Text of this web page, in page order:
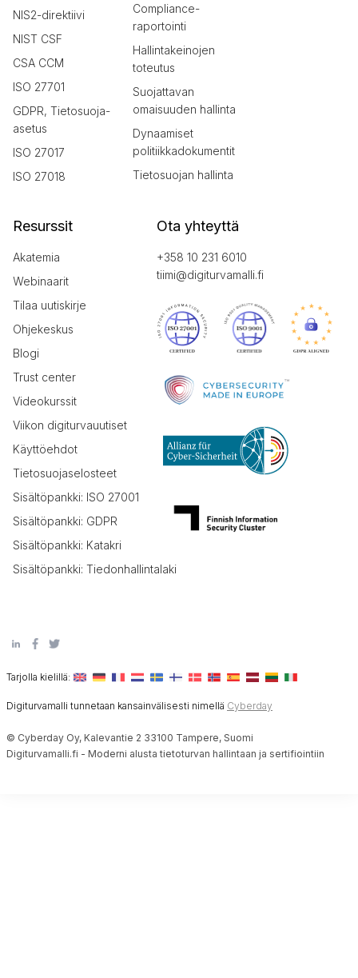
NIS2-direktiivi
NIST CSF
CSA CCM
ISO 27701
GDPR, Tietosuoja-
asetus
ISO 27017
ISO 27018
Compliance-
raportointi
Hallintakeinojen
toteutus
Suojattavan
omaisuuden hallinta
Dynaamiset
politiikkadokumentit
Tietosuojan hallinta
Resurssit
Akatemia
Webinaarit
Tilaa uutiskirje
Ohjekeskus
Blogi
Trust center
Videokurssit
Viikon digiturvauutiset
Käyttöehdot
Tietosuojaselosteet
Sisältöpankki: ISO 27001
Sisältöpankki: GDPR
Sisältöpankki: Katakri
Sisältöpankki: Tiedonhallintalaki
Ota yhteyttä
+358 10 231 6010
tiimi@digiturvamalli.fi
Tarjolla kielillä:
Digiturvamalli tunnetaan kansainvälisesti nimellä Cyberday
© Cyberday Oy, Kalevantie 2 33100 Tampere, Suomi
Digiturvamalli.fi - Moderni alusta tietoturvan hallintaan ja sertifiointiin